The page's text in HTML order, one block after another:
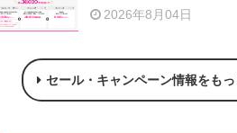
2026年8月04日
セール・キャンペーン情報をも